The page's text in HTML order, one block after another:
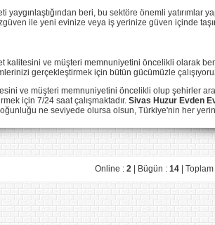
yaygınlaştığından beri, bu sektöre önemli yatırımlar
ile yeni evinize veya iş yerinize güven içinde
kalitesini ve müşteri memnuniyetini öncelikli olarak
gerçekleştirmek için bütün gücümüzle
ve müşteri memnuniyetini öncelikli olup şehirler
için 7/24 saat çalışmaktadır. Sivas HuzurEvden
ne seviyede olursa olsun, Türkiye'nin her
Online :2| Bügün :14| Toplam